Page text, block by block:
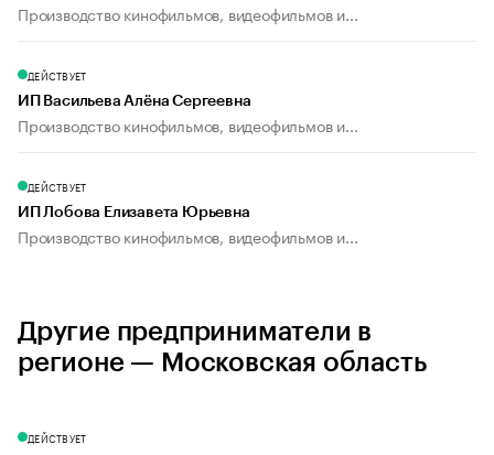
Производство кинофильмов, видеофильмов и...
ДЕЙСТВУЕТ
ИП Васильева Алёна Сергеевна
Производство кинофильмов, видеофильмов и...
ДЕЙСТВУЕТ
ИП Лобова Елизавета Юрьевна
Производство кинофильмов, видеофильмов и...
Другие предприниматели в
регионе — Московская область
ДЕЙСТВУЕТ